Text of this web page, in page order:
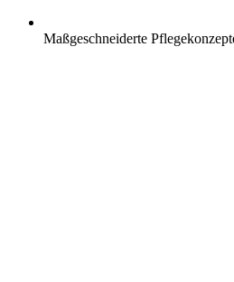
Maßgeschneiderte